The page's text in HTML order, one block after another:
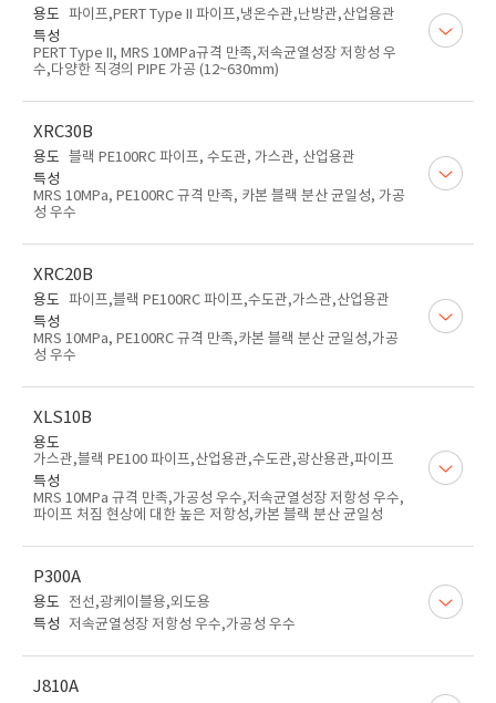
용도 파이프,PERT Type II 파이프,냉온수관,난방관,산업용관
특성
PERT Type II, MRS 10MPa규격 만족,저속균열성장 저항성 우
수,다양한 직경의 PIPE 가공 (12~630mm)
XRC30B
용도 블랙 PE100RC 파이프, 수도관, 가스관, 산업용관
특성
MRS 10MPa, PE100RC 규격 만족, 카본 블랙 분산 균일성, 가공
성 우수
XRC20B
용도 파이프,블랙 PE100RC 파이프,수도관,가스관,산업용관
특성
MRS 10MPa, PE100RC 규격 만족,카본 블랙 분산 균일성,가공
성 우수
XLS10B
용도
가스관,블랙 PE100 파이프,산업용관,수도관,광산용관,파이프
특성
MRS 10MPa 규격 만족,가공성 우수,저속균열성장 저항성 우수,
파이프 처짐 현상에 대한 높은 저항성,카본 블랙 분산 균일성
P300A
용도
전선,광케이블용,외도용
특성
저속균열성장 저항성 우수,가공성 우수
J810A